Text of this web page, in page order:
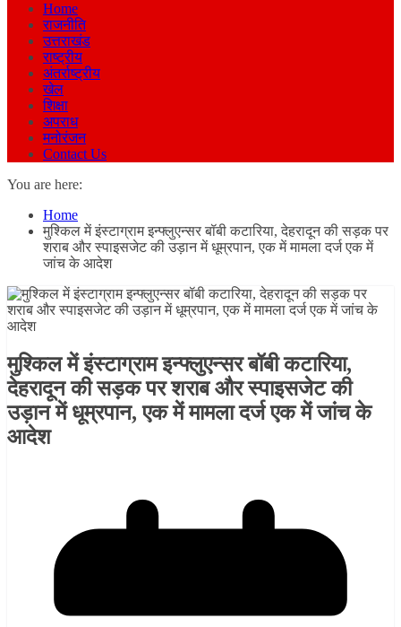
Home
राजनीति
उत्तराखंड
राष्ट्रीय
अंतर्राष्ट्रीय
खेल
शिक्षा
अपराध
मनोरंजन
Contact Us
You are here:
Home
मुश्किल में इंस्टाग्राम इन्फ्लुएन्सर बॉबी कटारिया, देहरादून की सड़क पर
शराब और स्पाइसजेट की उड़ान में धूम्रपान, एक में मामला दर्ज एक में
जांच के आदेश
मुश्किल में इंस्टाग्राम इन्फ्लुएन्सर बॉबी कटारिया,
देहरादून की सड़क पर शराब और स्पाइसजेट की
उड़ान में धूम्रपान, एक में मामला दर्ज एक में जांच के
आदेश